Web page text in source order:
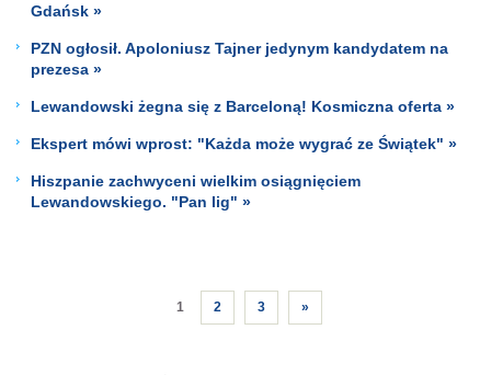
Gdańsk »
PZN ogłosił. Apoloniusz Tajner jedynym kandydatem na
prezesa »
Lewandowski żegna się z Barceloną! Kosmiczna oferta »
Ekspert mówi wprost: "Każda może wygrać ze Świątek" »
Hiszpanie zachwyceni wielkim osiągnięciem
Lewandowskiego. "Pan lig" »
1 2 3 »